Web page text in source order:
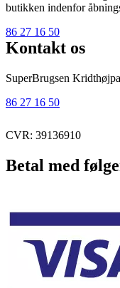
butikken indenfor
86 27 16 50
Kontakt os
SuperBrugsen
86 27 16 50
CVR: 39136910
Betal med